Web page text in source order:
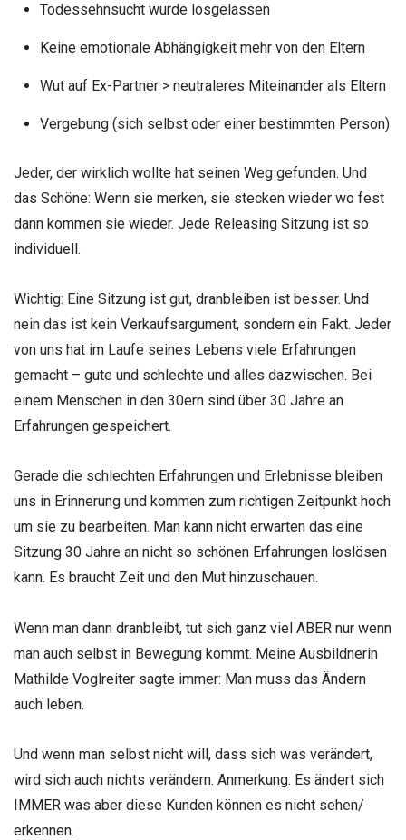
Todessehnsucht wurde losgelassen
Keine emotionale Abhängigkeit mehr von den Eltern
Wut auf Ex-Partner > neutraleres Miteinander als Eltern
Vergebung (sich selbst oder einer bestimmten Person)
Jeder, der wirklich wollte hat seinen Weg gefunden. Und
das Schöne: Wenn sie merken, sie stecken wieder wo fest
dann kommen sie wieder. Jede Releasing Sitzung ist so
individuell.
Wichtig: Eine Sitzung ist gut, dranbleiben ist besser. Und
nein das ist kein Verkaufsargument, sondern ein Fakt. Jeder
von uns hat im Laufe seines Lebens viele Erfahrungen
gemacht – gute und schlechte und alles dazwischen. Bei
einem Menschen in den 30ern sind über 30 Jahre an
Erfahrungen gespeichert.
Gerade die schlechten Erfahrungen und Erlebnisse bleiben
uns in Erinnerung und kommen zum richtigen Zeitpunkt hoch
um sie zu bearbeiten. Man kann nicht erwarten das eine
Sitzung 30 Jahre an nicht so schönen Erfahrungen loslösen
kann. Es braucht Zeit und den Mut hinzuschauen.
Wenn man dann dranbleibt, tut sich ganz viel ABER nur wenn
man auch selbst in Bewegung kommt. Meine Ausbildnerin
Mathilde Voglreiter sagte immer: Man muss das Ändern
auch leben.
Und wenn man selbst nicht will, dass sich was verändert,
wird sich auch nichts verändern. Anmerkung: Es ändert sich
IMMER was aber diese Kunden können es nicht sehen/
erkennen.